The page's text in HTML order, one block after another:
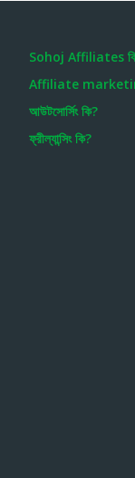
Sohoj Affiliates
Affiliate
আউটসোর্সিং কি?
ফ্রীল্যান্সিং কি?